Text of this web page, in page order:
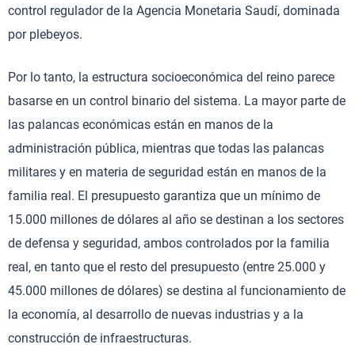
control regulador de la Agencia Monetaria Saudí, dominada
por plebeyos.
Por lo tanto, la estructura socioeconómica del reino parece
basarse en un control binario del sistema. La mayor parte de
las palancas económicas están en manos de la
administración pública, mientras que todas las palancas
militares y en materia de seguridad están en manos de la
familia real. El presupuesto garantiza que un mínimo de
15.000 millones de dólares al año se destinan a los sectores
de defensa y seguridad, ambos controlados por la familia
real, en tanto que el resto del presupuesto (entre 25.000 y
45.000 millones de dólares) se destina al funcionamiento de
la economía, al desarrollo de nuevas industrias y a la
construcción de infraestructuras.